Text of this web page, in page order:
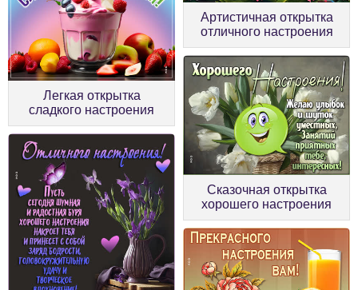
Артистичная открытка
отличного настроения
Легкая открытка
сладкого настроения
Сказочная открытка
хорошего настроения